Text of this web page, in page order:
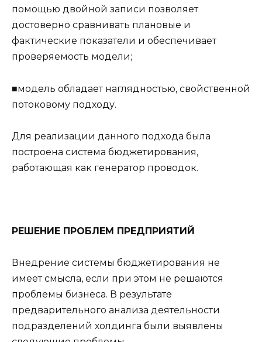
помощью двойной записи позволяет
достоверно сравнивать плановые и
фактические показатели и обеспечивает
проверяемость модели;
■модель обладает наглядностью, свойственной
потоковому подходу.
Для реализации данного подхода была
построена система бюджетирования,
работающая как генератор проводок.
РЕШЕНИЕ ПРОБЛЕМ ПРЕДПРИЯТИЙ
Внедрение системы бюджетирования не
имеет смысла, если при этом не решаются
проблемы бизнеса. В результате
предварительного анализа деятельности
подразделений холдинга были выявлены